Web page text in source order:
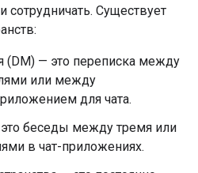
Существует
— это переписка между
или между
для чата.
беседы между тремя или
в чат-приложениях.